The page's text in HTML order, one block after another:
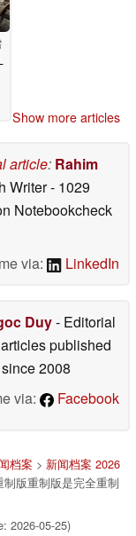
Show more articles
article: Rahim
Writer- 1029
Notebookcheck
via:
LinkedIn
Duy- Editorial
published
since 2008
via:
Facebook
档案 > 新闻档案 2026
版重制版是完全重制
2026-05-25)